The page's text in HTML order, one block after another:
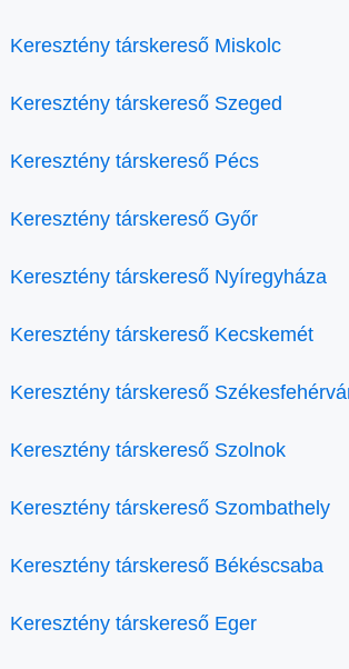
Keresztény társkereső Miskolc
Keresztény társkereső Szeged
Keresztény társkereső Pécs
Keresztény társkereső Győr
Keresztény társkereső Nyíregyháza
Keresztény társkereső Kecskemét
Keresztény társkereső
Keresztény társkereső Szolnok
Keresztény társkereső Szombathely
Keresztény társkereső Békéscsaba
Keresztény társkereső Eger